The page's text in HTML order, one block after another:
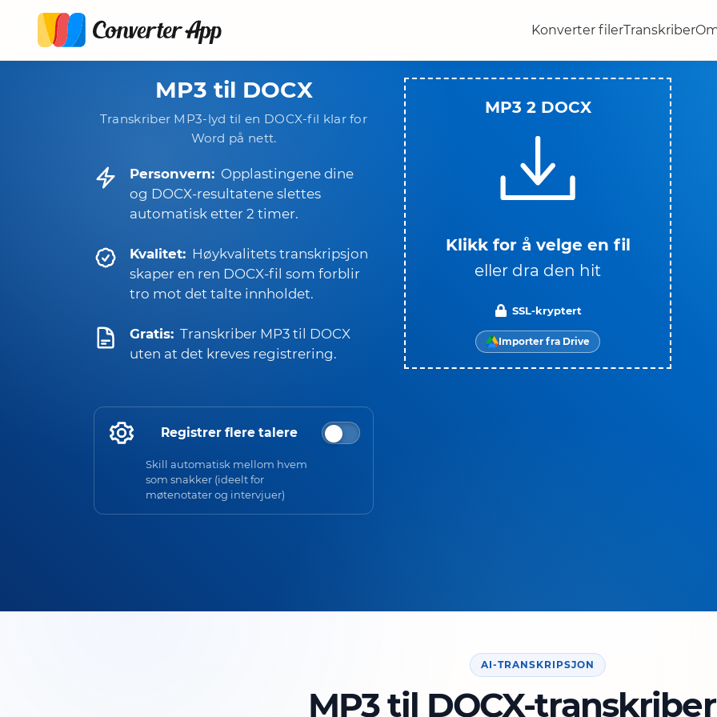
Konverter filerTranskriber
MP3 til DOCX
Transkriber MP3-lyd til en DOCX-fil klar for
Word på nett.
Personvern: Opplastingene dine
og DOCX-resultatene slettes
automatisk etter 2 timer.
Kvalitet: Høykvalitets transkripsjon
skaper en ren DOCX-fil som forblir
tro mot det talte innholdet.
Gratis: Transkriber MP3 til DOCX
uten at det kreves registrering.
Registrer flere talere
Skill automatisk mellom hvem
som snakker (ideelt for
møtenotater og intervjuer)
MP3 2 DOCX
Klikk for å velge en fil
eller dra den hit
SSL-kryptert
Importer fra Drive
AI-TRANSKRIPSJON
MP3 til DOCX-